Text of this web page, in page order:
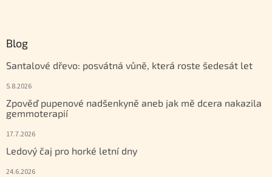
Blog
Santalové dřevo: posvátná vůně, která roste šedesát let
5.8.2026
Zpověď pupenové nadšenkyně aneb jak mě dcera nakazila
gemmoterapií
17.7.2026
Ledový čaj pro horké letní dny
24.6.2026